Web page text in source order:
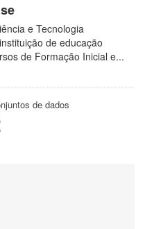
e Tecnologia
de educação
de Formação Inicial e...
de dados